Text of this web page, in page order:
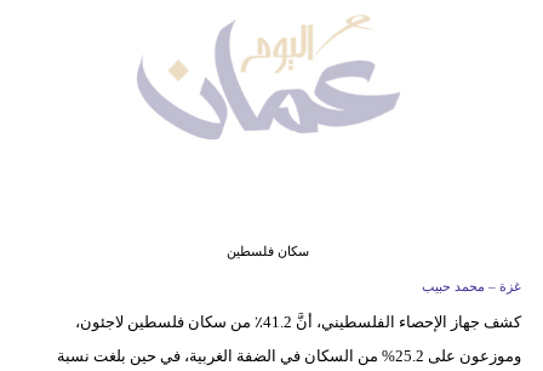
وتكنولوجيا
سكان فلسطين
غزة – محمد حبيب
كشف جهاز الإحصاء الفلسطيني، أنَّ 41.2٪ من سكان فلسطين لاجئون،
وموزعون على 25.2% من السكان في الضفة الغربية، في حين بلغت نسبة